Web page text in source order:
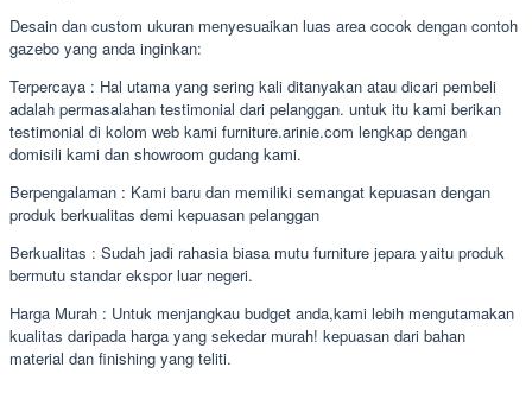
Desain dan custom ukuran menyesuaikan luas area cocok dengan contoh
gazebo yang anda inginkan:
Terpercaya : Hal utama yang sering kali ditanyakan atau dicari pembeli
adalah permasalahan testimonial dari pelanggan. untuk itu kami berikan
testimonial di kolom web kami furniture.arinie.com lengkap dengan
domisili kami dan showroom gudang kami.
Berpengalaman : Kami baru dan memiliki semangat kepuasan dengan
produk berkualitas demi kepuasan pelanggan
Berkualitas : Sudah jadi rahasia biasa mutu furniture jepara yaitu produk
bermutu standar ekspor luar negeri.
Harga Murah : Untuk menjangkau budget anda,kami lebih mengutamakan
kualitas daripada harga yang sekedar murah! kepuasan dari bahan
material dan finishing yang teliti.